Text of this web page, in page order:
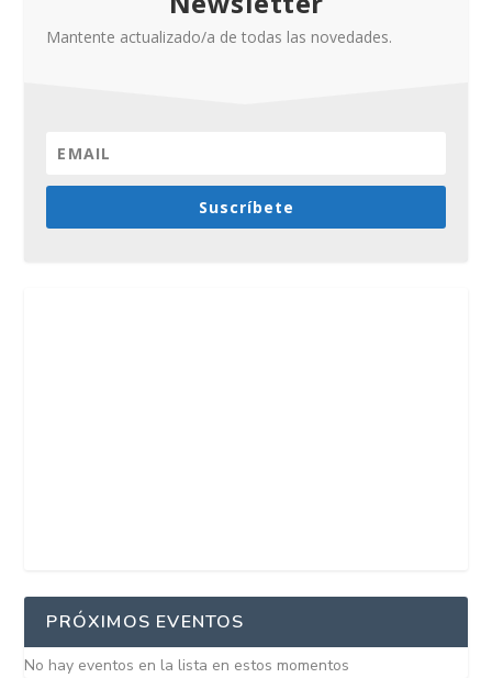
Mantente actualizado/a de todas las novedades.
Suscríbete
PRÓXIMOS EVENTOS
No hay eventos en la lista en estos momentos